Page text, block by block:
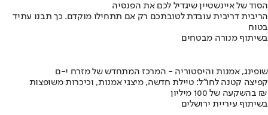
הסוד של איינשטיין שיגדיל לכם את הפנסיה
הריבית דריבית עובדת לטובתכם רק אם תתחילו מוקדם. כך תבנו עתיד
בטוח
בשיתוף מנורה מבטחים
שופינג, אמנות והיסטוריה - המרכז המתחדש של מזרח י-ם
קפיצה קטנה לחו"ל: טיילת חדשה, מיצגי אמנות, וכיכרות משופצות
בהשקעה של 100 מיליון ₪
בשיתוף עיריית ירושלים